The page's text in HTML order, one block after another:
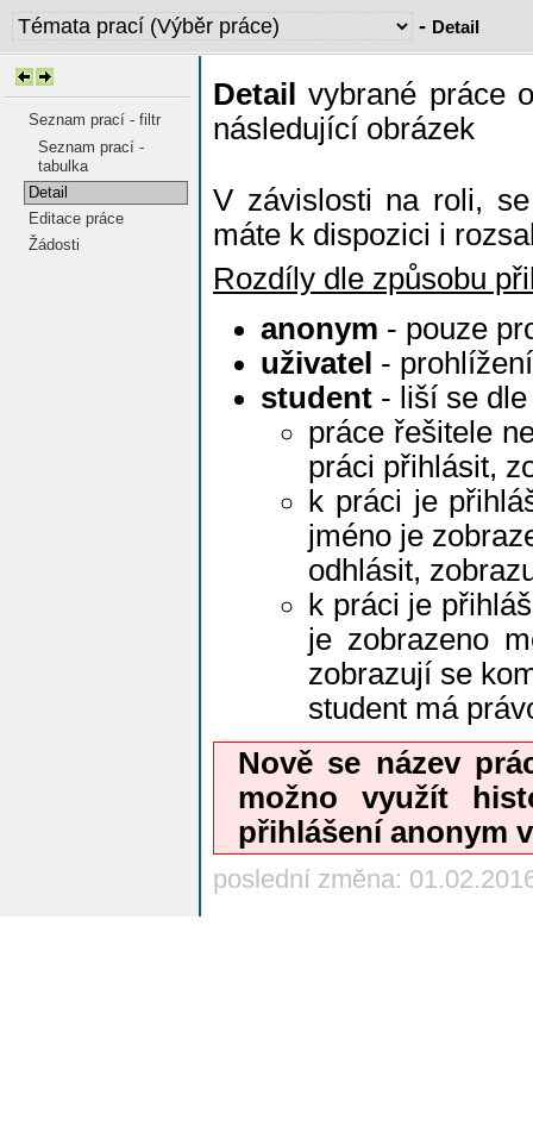
- Detail
Seznam prací - filtr
Seznam prací -
tabulka
Detail
Editace práce
Žádosti
Detail
vybrané práce
následující obrázek
V závislosti na roli,
máte k dispozici i
Rozdíly dle způsobu
anonym - pouze
uživatel -
student - liší se
práce řešitele
práci přihlásit,
k práci je
jméno je
odhlásit,
k práci je
je zobrazeno
zobrazují se
student má
Nově se název
možno využít
přihlášení anonym
poslední změna: